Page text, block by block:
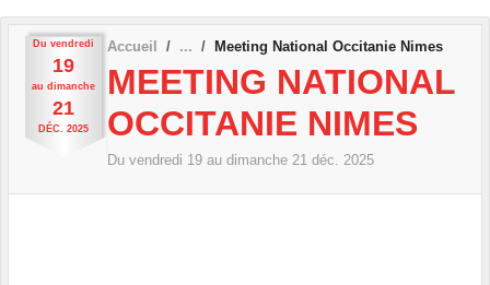
Du vendredi
19
au dimanche
21
DÉC. 2025
Accueil Meeting National Occitanie Nimes
MEETING NATIONAL
OCCITANIE NIMES
Du vendredi 19 au dimanche 21 déc. 2025